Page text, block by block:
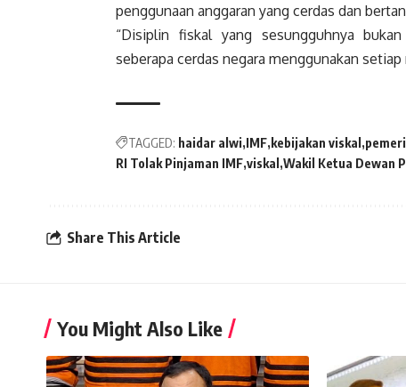
penggunaan anggaran yang cerdas dan
“Disiplin fiskal yang sesungguhnya
seberapa cerdas negara menggunakan
TAGGED: haidar alwi IMF kebijakan viskal
RI Tolak Pinjaman IMF viskal Wakil Ketua Dewan
Share This Article
You Might Also Like